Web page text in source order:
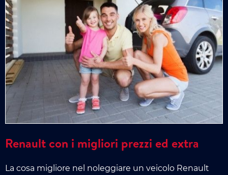
Renault con i migliori prezzi ed extra
La cosa migliore nel noleggiare un veicolo Renault